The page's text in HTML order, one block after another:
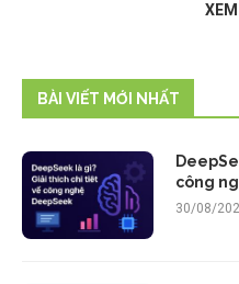
BÀI VIẾT MỚI NHẤT
công
30/08/